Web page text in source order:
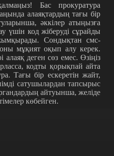
Бас прокуратура
алаяқтардың тағы бір
әккілер атыңызға
үшін код жіберуді сұрайды
Сондықтан смс-
мұқият оқып алу керек.
алаяқ деген сөз емес. Өзіңіз
кодты қорықпай айта
Тағы бір ескеретін жайт,
сатушылардан тапсырыс
айтуынша, желіде
көбейген.